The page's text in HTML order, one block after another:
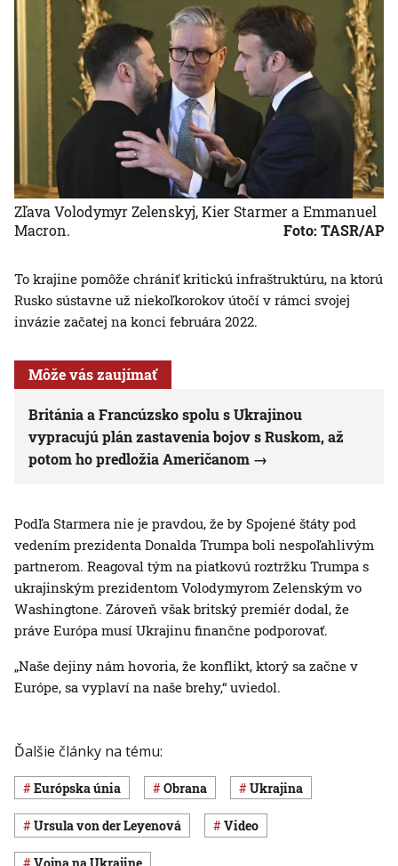
Zľava Volodymyr Zelenskyj, Kier Starmer a Emmanuel
Macron.
Foto: TASR/AP
To krajine pomôže chrániť kritickú infraštruktúru, na ktorú
Rusko sústavne už niekoľkorokov útočí v rámci svojej
invázie začatej na konci februára 2022.
Môže vás zaujímať
Británia a Francúzsko spolu s Ukrajinou
vypracujú plán zastavenia bojov s Ruskom, až
potom ho predložia Američanom
Podľa Starmera nie je pravdou, že by Spojené štáty pod
vedením prezidenta Donalda Trumpa boli nespoľahlivým
partnerom. Reagoval tým na piatkovú roztržku Trumpa s
ukrajinským prezidentom Volodymyrom Zelenským vo
Washingtone. Zároveň však britský premiér dodal, že
práve Európa musí Ukrajinu finančne podporovať.
„Naše dejiny nám hovoria, že konflikt, ktorý sa začne v
Európe, sa vyplaví na naše brehy,“ uviedol.
Ďalšie články na tému:
Európska únia obrana Ukrajina
Ursula von der Leyenová Video